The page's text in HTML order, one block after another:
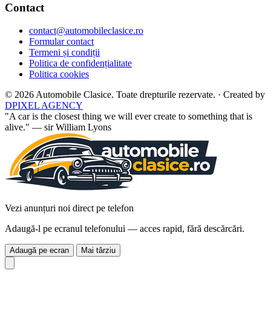
Contact
contact@automobileclasice.ro
Formular contact
Termeni și condiții
Politica de confidențialitate
Politica cookies
© 2026 Automobile Clasice. Toate drepturile rezervate. · Created by
DPIXEL AGENCY
"A car is the closest thing we will ever create to something that is
alive." — sir William Lyons
Vezi anunțuri noi direct pe telefon
Adaugă-l pe ecranul telefonului — acces rapid, fără descărcări.
Adaugă pe ecran Mai târziu